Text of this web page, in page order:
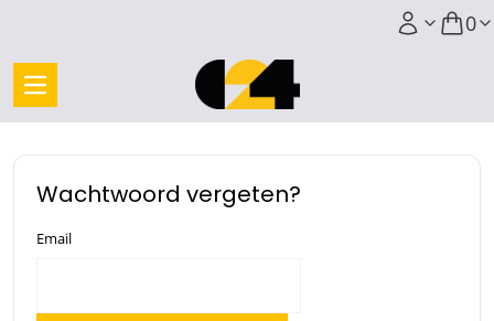
0
Wachtwoord vergeten?
Email